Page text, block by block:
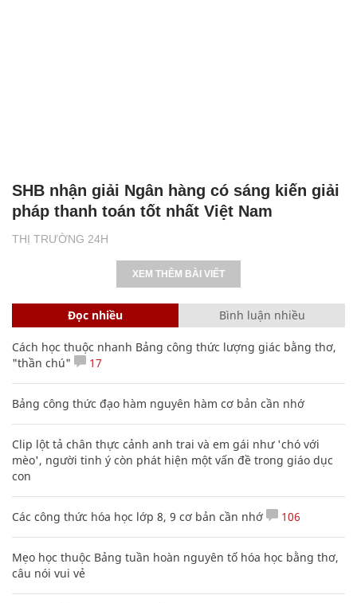
THỊ TRƯỜNG 24H
SHB nhận giải Ngân hàng có sáng kiến giải
pháp thanh toán tốt nhất Việt Nam
XEM THÊM BÀI VIẾT
Đọc nhiều Bình luận nhiều
Cách học thuộc nhanh Bảng công thức lượng giác bằng thơ,
"thần chú"
17
Bảng công thức đạo hàm nguyên hàm cơ bản cần nhớ
Clip lột tả chân thực cảnh anh trai và em gái như 'chó với
mèo', người tinh ý còn phát hiện một vấn đề trong giáo dục
con
Các công thức hóa học lớp 8, 9 cơ bản cần nhớ 106
Mẹo học thuộc Bảng tuần hoàn nguyên tố hóa học bằng thơ,
câu nói vui vẻ